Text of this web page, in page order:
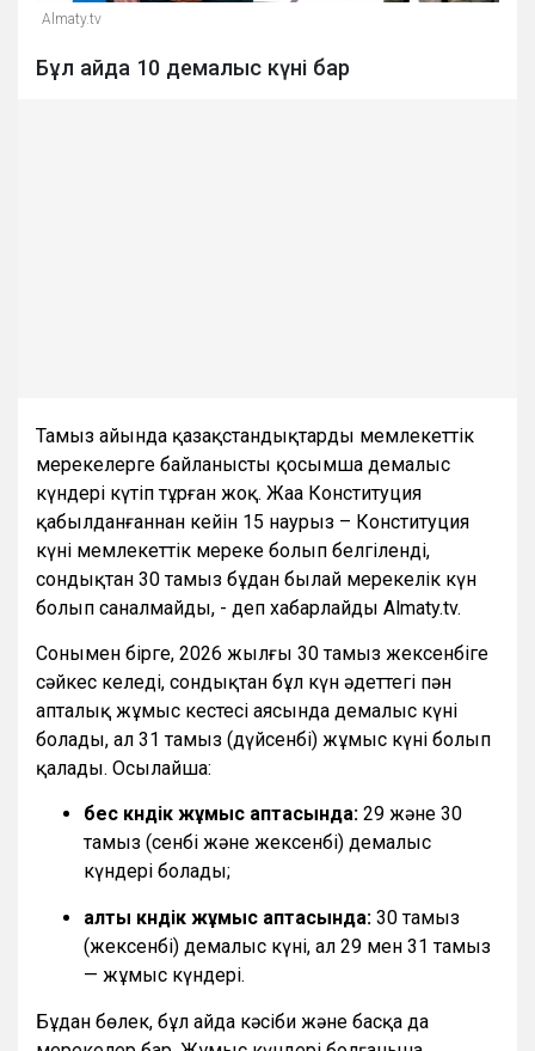
Almaty.tv
Бұл айда 10 демалыс күні бар
Тамыз айында қазақстандықтарды мемлекеттік
мерекелерге байланысты қосымша демалыс
күндері күтіп тұрған жоқ. Жаңа Конституция
қабылданғаннан кейін 15 наурыз – Конституция
күні мемлекеттік мереке болып белгіленді,
сондықтан 30 тамыз бұдан былай мерекелік күн
болып саналмайды, - деп хабарлайды Almaty.tv.
Сонымен бірге, 2026 жылғы 30 тамыз жексенбіге
сәйкес келеді, сондықтан бұл күн әдеттегі пән
апталық жұмыс кестесі аясында демалыс күні
болады, ал 31 тамыз (дүйсенбі) жұмыс күні болып
қалады. Осылайша:
бес күндік жұмыс аптасында: 29 және 30
тамыз (сенбі және жексенбі) демалыс
күндері болады;
алты күндік жұмыс аптасында: 30 тамыз
(жексенбі) демалыс күні, ал 29 мен 31 тамыз
— жұмыс күндері.
Бұдан бөлек, бұл айда кәсіби және басқа да